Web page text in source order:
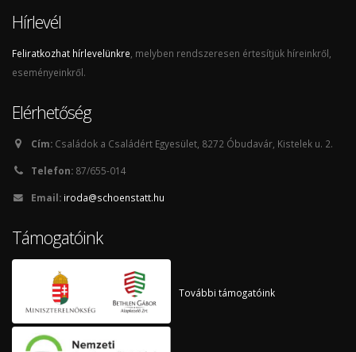
Hírlevél
Feliratkozhat hírlevelünkre , melyben rendszeresen értesítjük híreinkről,
eseményeinkről.
Elérhetőség
Cím: Családok a Családért Egyesület, 8272 Óbudavár, Kistelek u. 2.
Telefon: 87/655-014
Email: iroda@schoenstatt.hu
Támogatóink
További támogatóink